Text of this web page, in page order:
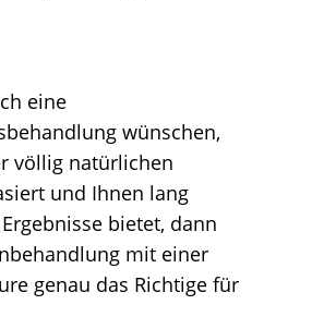
eine
wünschen,
völlig natürlichen
und Ihnen lang
bietet, dann
mit einer
genau das Richtige für